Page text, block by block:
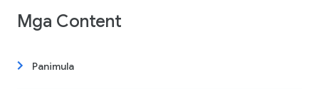
Mga Content
Panimula